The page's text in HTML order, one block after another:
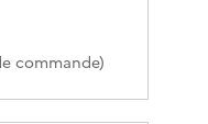
commande)